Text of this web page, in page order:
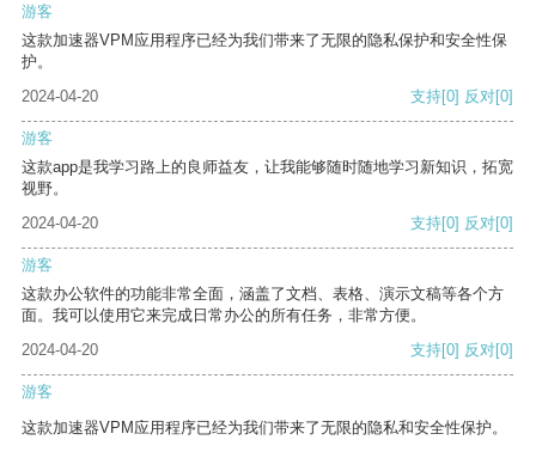
游客
这款加速器VPM应用程序已经为我们带来了无限的隐私保护和安全性保
护。
2024-04-20
支持[0] 反对[0]
游客
这款app是我学习路上的良师益友，让我能够随时随地学习新知识，拓宽
视野。
2024-04-20
支持[0] 反对[0]
游客
这款办公软件的功能非常全面，涵盖了文档、表格、演示文稿等各个方
面。我可以使用它来完成日常办公的所有任务，非常方便。
2024-04-20
支持[0] 反对[0]
游客
这款加速器VPM应用程序已经为我们带来了无限的隐私和安全性保护。